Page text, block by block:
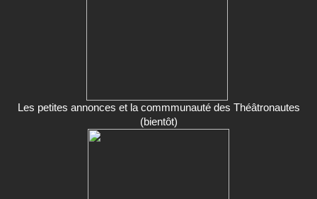
Les petites annonces et la commmunauté des Théâtronautes
(bientôt)